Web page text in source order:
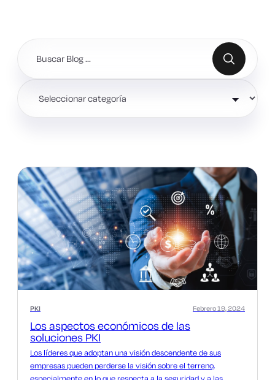
PKI
Los aspectos económicos de las
soluciones PKI
Febrero 19, 2024
Los líderes que adoptan una visión descendente de sus
empresas pueden perderse la visión sobre el terreno,